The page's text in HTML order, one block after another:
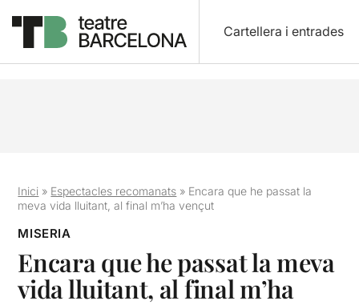
Cartellera i entrades
Inici » Espectacles recomanats » Encara que he passat la
meva vida lluitant, al final m’ha vençut
MISERIA
Encara que he passat la meva
vida lluitant, al final m’ha